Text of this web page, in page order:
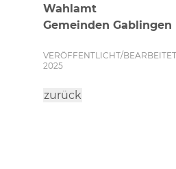
Wahlamt
Gemeinden Gablingen
VERÖFFENTLICHT/
2025
zurück